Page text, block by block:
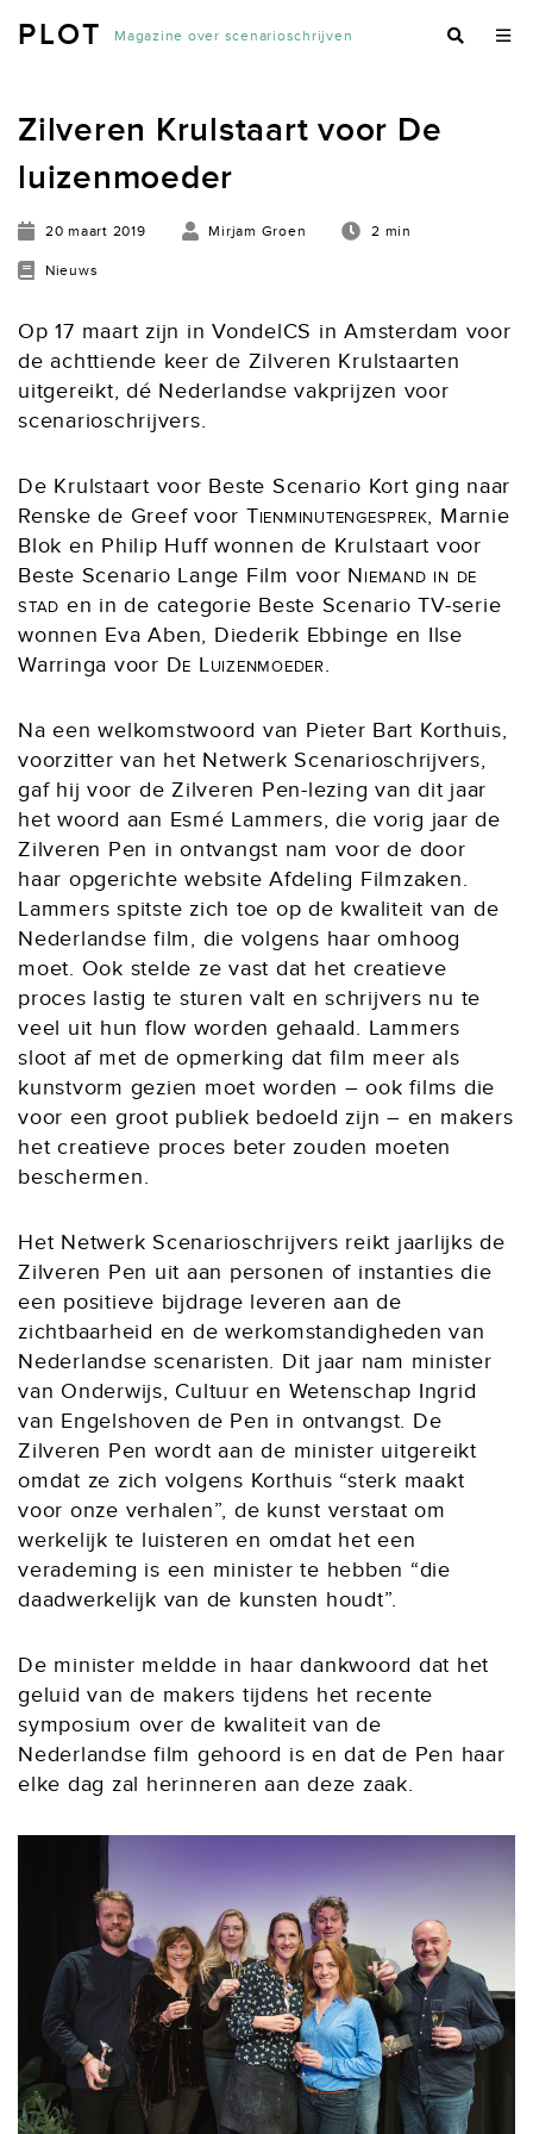
PLOT Magazine over scenarioschrijven
Zilveren Krulstaart voor De
luizenmoeder
20 maart 2019 Mirjam Groen 2 min
Nieuws
Op 17 maart zijn in VondelCS in Amsterdam voor
de achttiende keer de Zilveren Krulstaarten
uitgereikt, dé Nederlandse vakprijzen voor
scenarioschrijvers.
De Krulstaart voor Beste Scenario Kort ging naar
Renske de Greef voor Tienminutengesprek, Marnie
Blok en Philip Huff wonnen de Krulstaart voor
Beste Scenario Lange Film voor Niemand in de
stad en in de categorie Beste Scenario TV-serie
wonnen Eva Aben, Diederik Ebbinge en Ilse
Warringa voor De Luizenmoeder.
Na een welkomstwoord van Pieter Bart Korthuis,
voorzitter van het Netwerk Scenarioschrijvers,
gaf hij voor de Zilveren Pen-lezing van dit jaar
het woord aan Esmé Lammers, die vorig jaar de
Zilveren Pen in ontvangst nam voor de door
haar opgerichte website Afdeling Filmzaken.
Lammers spitste zich toe op de kwaliteit van de
Nederlandse film, die volgens haar omhoog
moet. Ook stelde ze vast dat het creatieve
proces lastig te sturen valt en schrijvers nu te
veel uit hun flow worden gehaald. Lammers
sloot af met de opmerking dat film meer als
kunstvorm gezien moet worden – ook films die
voor een groot publiek bedoeld zijn – en makers
het creatieve proces beter zouden moeten
beschermen.
Het Netwerk Scenarioschrijvers reikt jaarlijks de
Zilveren Pen uit aan personen of instanties die
een positieve bijdrage leveren aan de
zichtbaarheid en de werkomstandigheden van
Nederlandse scenaristen. Dit jaar nam minister
van Onderwijs, Cultuur en Wetenschap Ingrid
van Engelshoven de Pen in ontvangst. De
Zilveren Pen wordt aan de minister uitgereikt
omdat ze zich volgens Korthuis “sterk maakt
voor onze verhalen”, de kunst verstaat om
werkelijk te luisteren en omdat het een
verademing is een minister te hebben “die
daadwerkelijk van de kunsten houdt”.
De minister meldde in haar dankwoord dat het
geluid van de makers tijdens het recente
symposium over de kwaliteit van de
Nederlandse film gehoord is en dat de Pen haar
elke dag zal herinneren aan deze zaak.